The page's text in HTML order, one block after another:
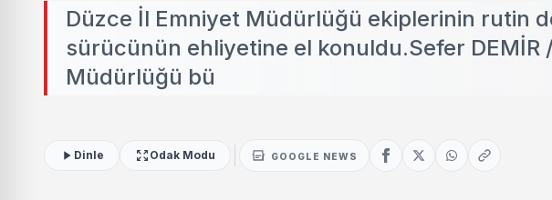
Düzce İl Emniyet Müdürlüğü ekiplerinin rutin
sürücünün ehliyetine el konuldu.Sefer DEMİR
Müdürlüğü bü
Dinle Odak Modu GOOGLE NEWS